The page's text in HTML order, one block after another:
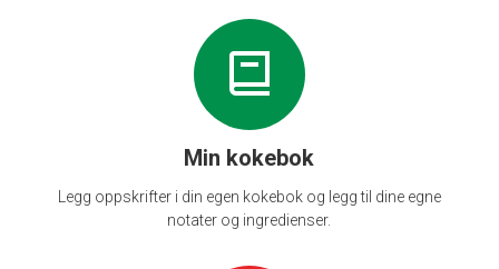
Min kokebok
Legg oppskrifter i din egen kokebok og legg til dine egne
notater og ingredienser.